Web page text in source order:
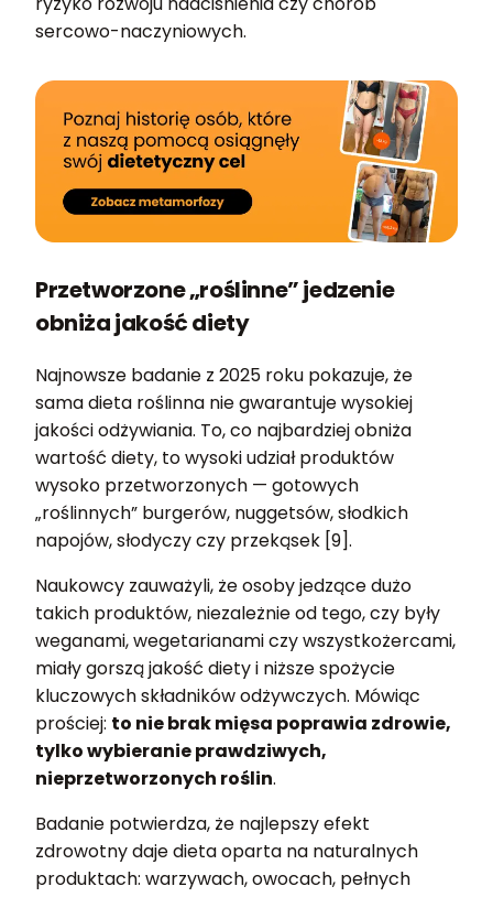
sercowo-naczyniowych.
Przetworzone „roślinne” jedzenie
obniża jakość diety
Najnowsze badanie z 2025 roku pokazuje, że
sama dieta roślinna nie gwarantuje wysokiej
jakości odżywiania. To, co najbardziej obniża
wartość diety, to wysoki udział produktów
wysoko przetworzonych — gotowych
„roślinnych” burgerów, nuggetsów, słodkich
napojów, słodyczy czy przekąsek [9].
Naukowcy zauważyli, że osoby jedzące dużo
takich produktów, niezależnie od tego, czy były
weganami, wegetarianami czy wszystkożercami,
miały gorszą jakość diety i niższe spożycie
kluczowych składników odżywczych. Mówiąc
prościej: to nie brak mięsa poprawia zdrowie,
tylko wybieranie prawdziwych,
nieprzetworzonych roślin.
Badanie potwierdza, że najlepszy efekt
zdrowotny daje dieta oparta na naturalnych
produktach: warzywach, owocach, pełnych